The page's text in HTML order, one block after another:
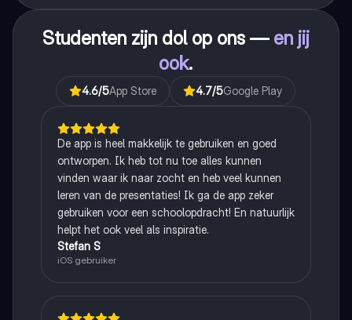
Studenten zijn dol op ons — en jij
ook.
4.6/5App Store 4.7/5Google Play
De app is heel makkelijk te gebruiken en goed
ontworpen. Ik heb tot nu toe alles kunnen
vinden waar ik naar zocht en heb veel kunnen
leren van de presentaties! Ik ga de app zeker
gebruiken voor een schoolopdracht! En natuurlijk
helpt het ook veel als inspiratie.
Stefan S
iOS gebruiker